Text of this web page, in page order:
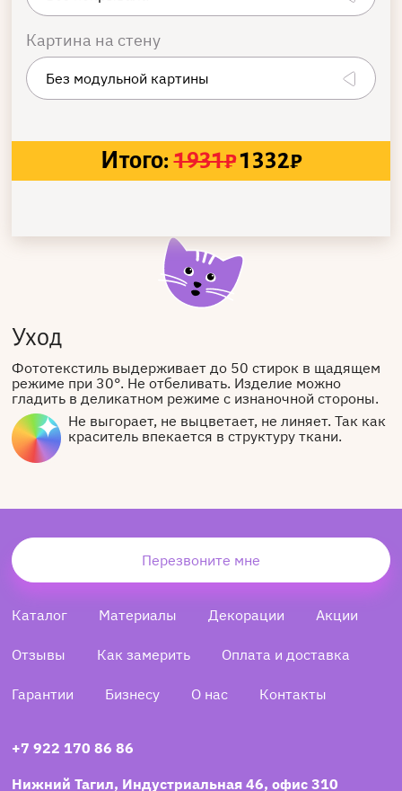
Картина на стену
Итого: 1931₽1332₽
Уход
Фототекстиль выдерживает до 50 стирок в щадящем
режиме при 30°. Не отбеливать. Изделие можно
гладить в деликатном режиме с изнаночной стороны.
Не выгорает, не выцветает, не линяет. Так как
краситель впекается в структуру ткани.
Перезвоните мне
Каталог Материалы Декорации Акции
Отзывы Как замерить Оплата и доставка
Гарантии Бизнесу О нас Контакты
+7 922 170 86 86
Нижний Тагил, Индустриальная 46, офис 310